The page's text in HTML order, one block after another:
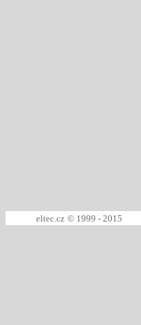
eltec.cz © 1999 - 2015